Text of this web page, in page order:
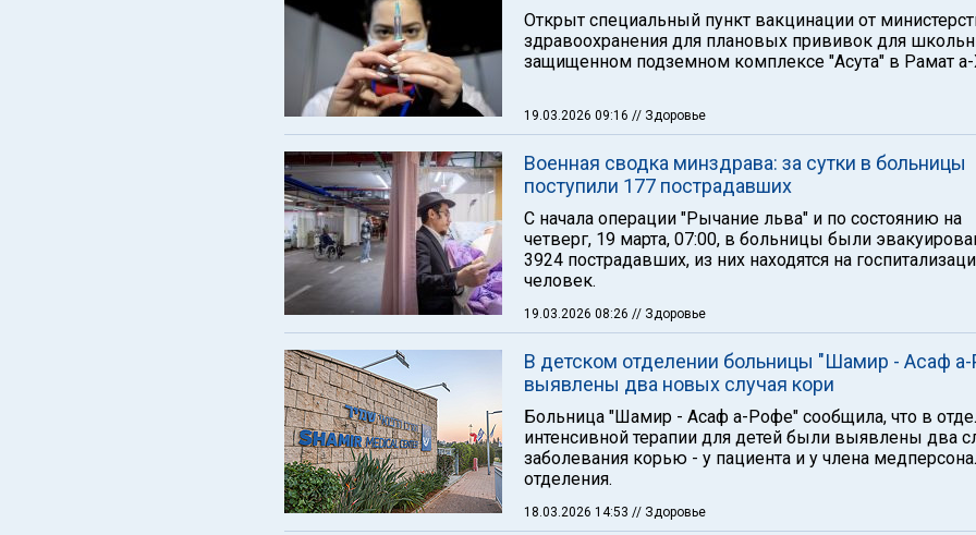
Открыт специальный пункт вакцинации от
здравоохранения для плановых прививок для
защищенном подземном комплексе "Асута" в Рамат а-
19.03.2026 09:16 // Здоровье
Военная сводка минздрава: за сутки в больницы
поступили 177 пострадавших
C начала операции "Рычание льва" и по состоянию на
четверг, 19 марта, 07:00, в больницы были
3924 пострадавших, из них находятся на
человек.
19.03.2026 08:26 // Здоровье
В детском отделении больницы "Шамир - Асаф
выявлены два новых случая кори
Больница "Шамир - Асаф а-Рофе" сообщила, что в
интенсивной терапии для детей были выявлены два
заболевания корью - у пациента и у члена
отделения.
18.03.2026 14:53 // Здоровье